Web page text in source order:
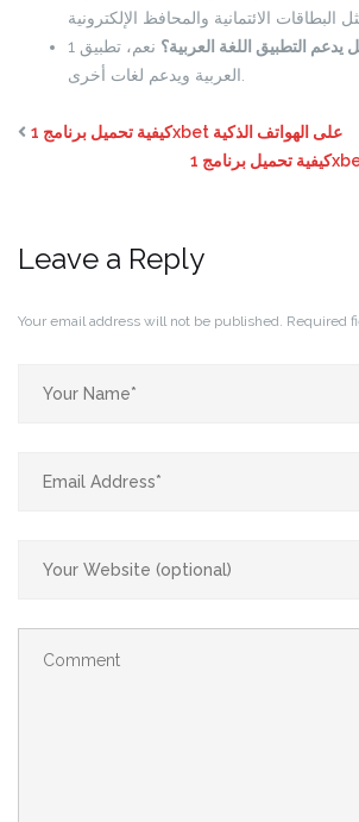
يدعم التطبيق اللغة العربية؟
نعم، تطبيق 1xbet يدعم اللغة
كيفية تحميل برنامج 1xbet على الهواتف الذكية
Leave a Reply
Your email address will not be published. Required